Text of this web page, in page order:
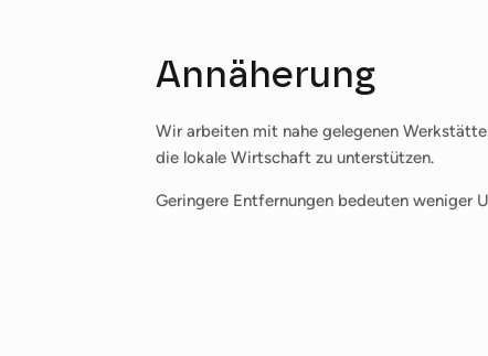
Annäherung
Wir arbeiten mit nahe gelegenen
die lokale Wirtschaft zu unterstützen.
Geringere Entfernungen bedeuten weniger